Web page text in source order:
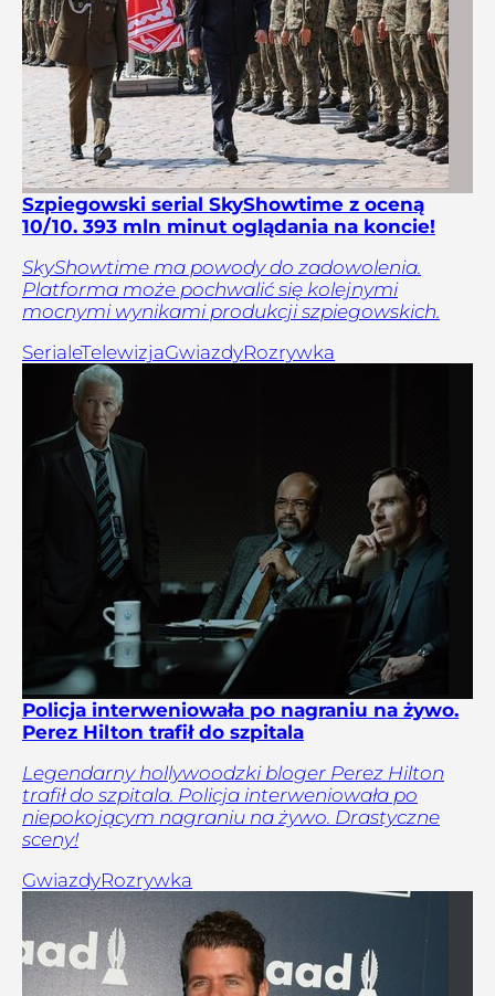
Szpiegowski serial SkyShowtime z oceną
10/10. 393 mln minut oglądania na koncie!
SkyShowtime ma powody do zadowolenia.
Platforma może pochwalić się kolejnymi
mocnymi wynikami produkcji szpiegowskich.
SerialeTelewizjaGwiazdyRozrywka
Policja interweniowała po nagraniu na żywo.
Perez Hilton trafił do szpitala
Legendarny hollywoodzki bloger Perez Hilton
trafił do szpitala. Policja interweniowała po
niepokojącym nagraniu na żywo. Drastyczne
sceny!
GwiazdyRozrywka